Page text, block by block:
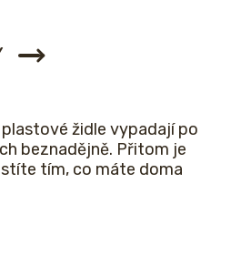
plastové židle vypadají po
beznadějně. Přitom je
tím, co máte doma